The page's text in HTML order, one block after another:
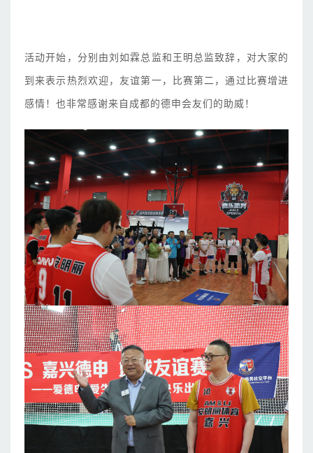
活动开始，分别由刘如霖总监和王明总监致辞，对大家的
到来表示热烈欢迎，友谊第一，比赛第二，通过比赛增进
感情！也非常感谢来自成都的德申会友们的助威！